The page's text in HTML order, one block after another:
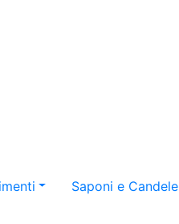
Saponi e Candele